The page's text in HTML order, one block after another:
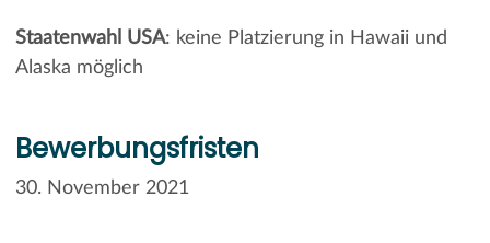
Staatenwahl USA: keine Platzierung in Hawaii und
Alaska möglich
Bewerbungsfristen
30. November 2021